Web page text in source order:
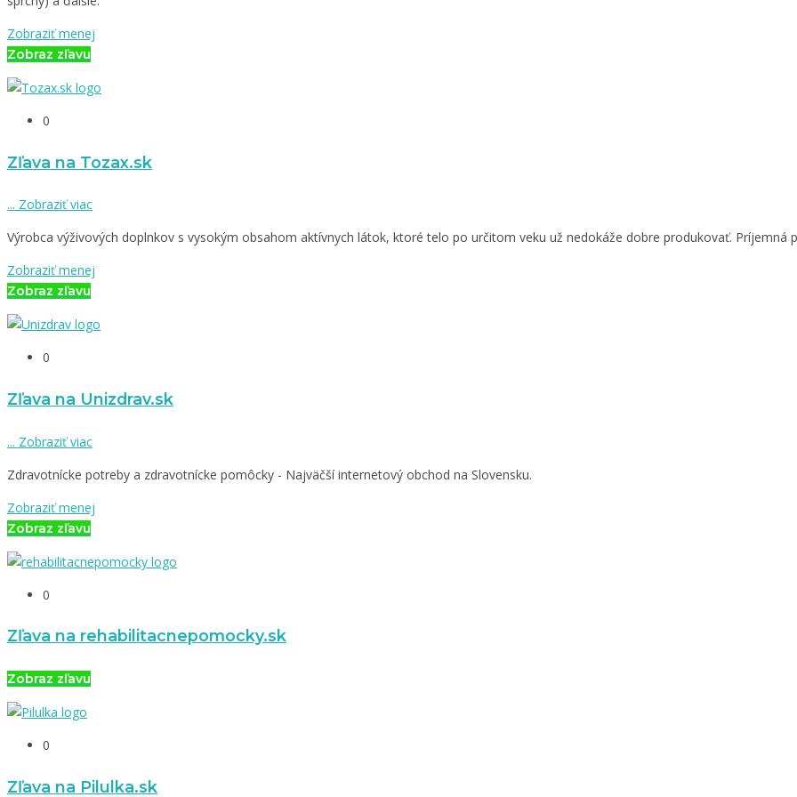
Zobraziť menej
Zobraz zľavu
0
Zľava na Tozax.sk
... Zobraziť viac
Výrobca výživových doplnkov s vysokým obsahom aktívnych látok, ktoré telo po určitom veku už nedokáže dobre produkovať. Príjemná
Zobraziť menej
Zobraz zľavu
0
Zľava na Unizdrav.sk
... Zobraziť viac
Zdravotnícke potreby a zdravotnícke pomôcky - Najväčší internetový obchod na Slovensku.
Zobraziť menej
Zobraz zľavu
0
Zľava na rehabilitacnepomocky.sk
Zobraz zľavu
0
Zľava na Pilulka.sk